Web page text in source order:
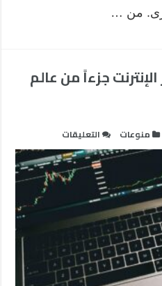
من …
جزءاً من عالم
منوعات التعليقات
كيف
أصبح
التداول
عالم
الاستثمار